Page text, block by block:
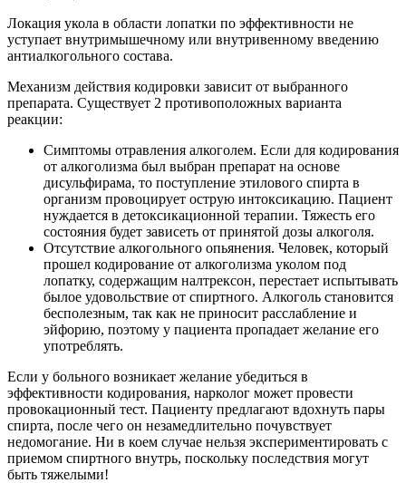
Локация укола в области лопатки по эффективности не
уступает внутримышечному или внутривенному введению
антиалкогольного состава.
Механизм действия кодировки зависит от выбранного
препарата. Существует 2 противоположных варианта
реакции:
Симптомы отравления алкоголем. Если для кодирования
от алкоголизма был выбран препарат на основе
дисульфирама, то поступление этилового спирта в
организм провоцирует острую интоксикацию. Пациент
нуждается в детоксикационной терапии. Тяжесть его
состояния будет зависеть от принятой дозы алкоголя.
Отсутствие алкогольного опьянения. Человек, который
прошел кодирование от алкоголизма уколом под
лопатку, содержащим налтрексон, перестает испытывать
былое удовольствие от спиртного. Алкоголь становится
бесполезным, так как не приносит расслабление и
эйфорию, поэтому у пациента пропадает желание его
употреблять.
Если у больного возникает желание убедиться в
эффективности кодирования, нарколог может провести
провокационный тест. Пациенту предлагают вдохнуть пары
спирта, после чего он незамедлительно почувствует
недомогание. Ни в коем случае нельзя экспериментировать с
приемом спиртного внутрь, поскольку последствия могут
быть тяжелыми!